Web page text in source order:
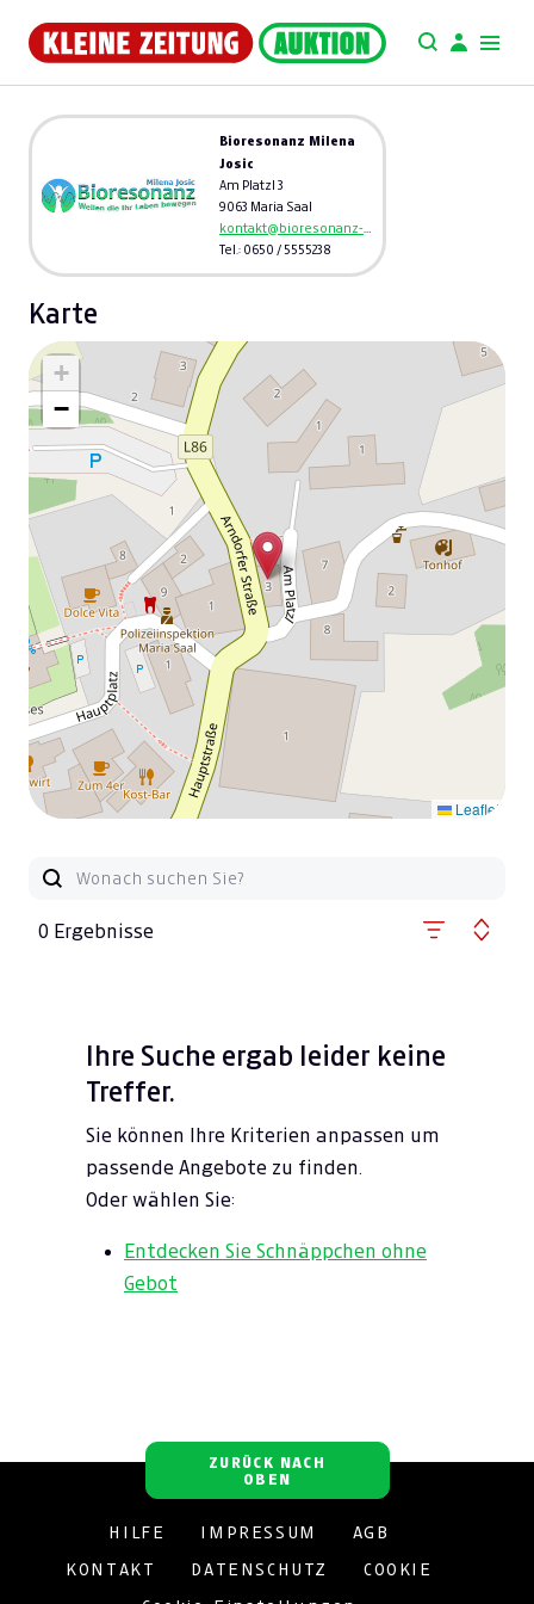
Bioresonanz Milena
Josic
Am Platzl 3
9063 Maria Saal
Tel.: 0650 / 5555238
Karte
+
−
Leaflet
0 Ergebnisse
Ihre Suche ergab leider keine
Treffer.
Sie können Ihre Kriterien anpassen um
passende Angebote zu finden.
Oder wählen Sie:
Entdecken Sie Schnäppchen ohne
Gebot
ZURÜCK NACH
OBEN
HILFE IMPRESSUM AGB
KONTAKT DATENSCHUTZ COOKIE